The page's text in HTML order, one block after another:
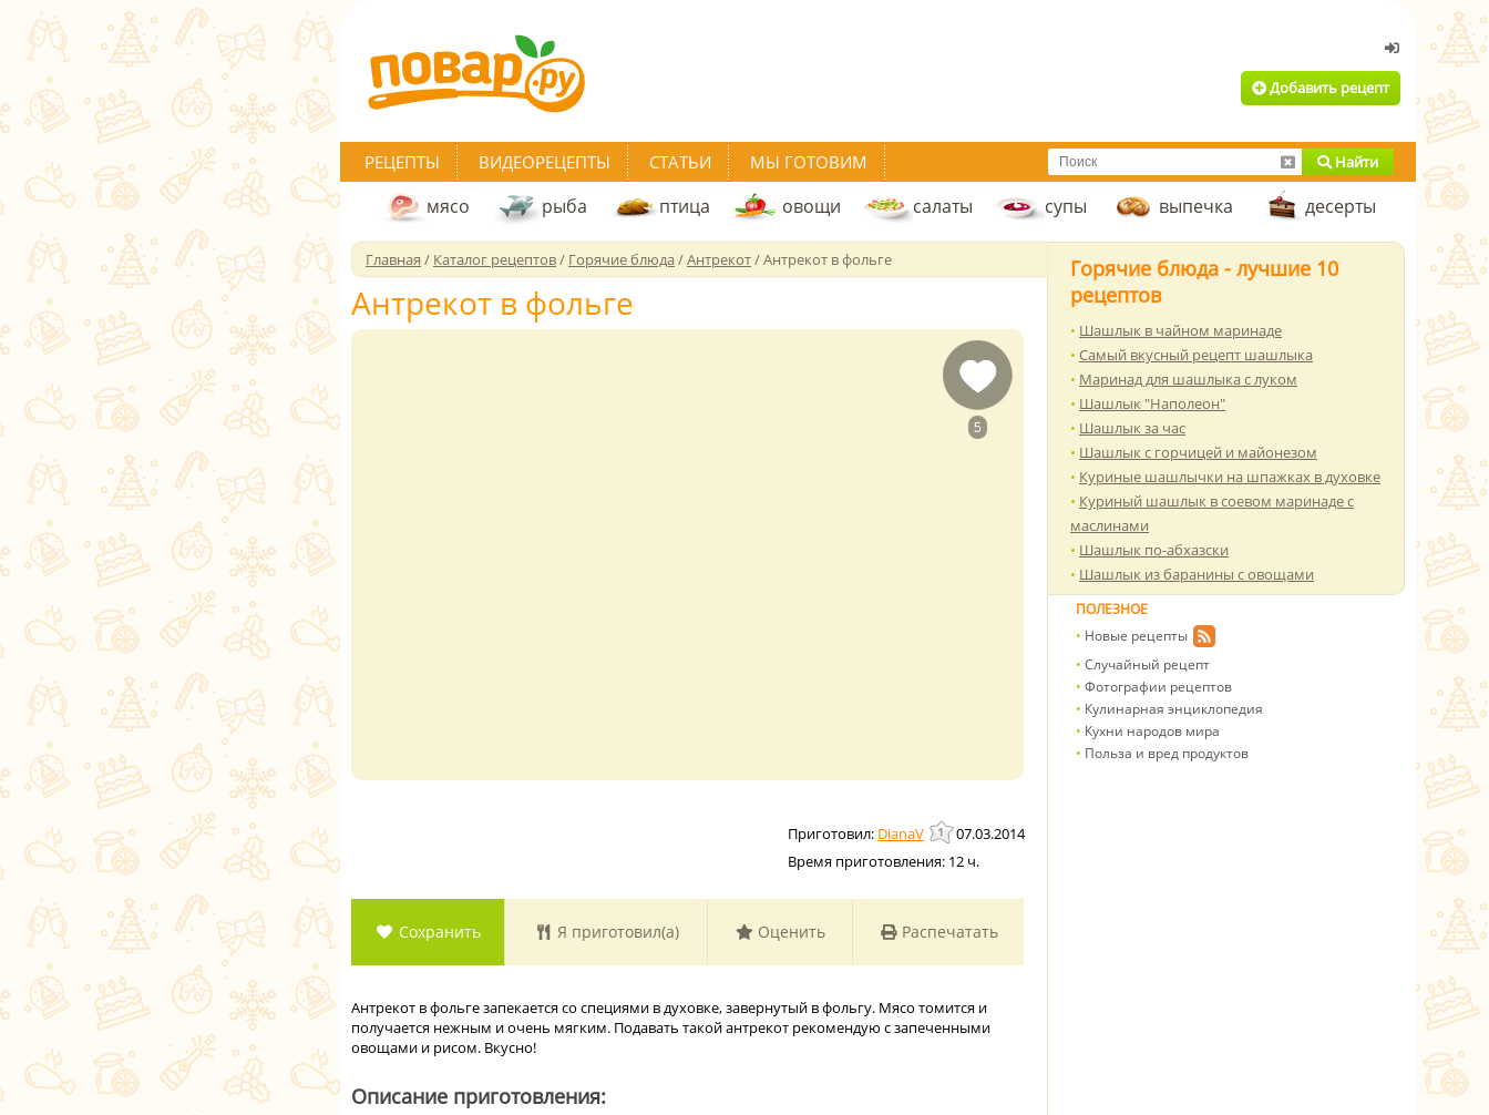
Добавить рецепт
РЕЦЕПТЫ ВИДЕОРЕЦЕПТЫ СТАТЬИ МЫ ГОТОВИМ Найти
мясо рыба птица овощи салаты супы выпечка десерты
Главная / Каталог рецептов/ Горячие блюда/Антрекот/Антрекот в фольге
Антрекот в фольге
5
DianaV
07.03.2014
Время приготовления: 12 ч.
Сохранить Я приготовил(а) Оценить Распечатать
Антрекот в фольге запекается со специями в духовке, завернутый в фольгу. Мясо томится и
получается нежным и очень мягким. Подавать такой антрекот рекомендую с запеченными
овощами и рисом. Вкусно!
Описание приготовления:
Горячие блюда - лучшие 10
рецептов
Шашлык в чайном маринаде
Самый вкусный рецепт шашлыка
Маринад для шашлыка с луком
Шашлык "Наполеон"
Шашлык за час
Шашлык с горчицей и майонезом
Куриные шашлычки на шпажках в духовке
Куриный шашлык в соевом маринаде с
маслинами
Шашлык по-абхазски
Шашлык из баранины с овощами
ПОЛЕЗНОЕ
Новые рецепты
Случайный рецепт
Фотографии рецептов
Кулинарная энциклопедия
Кухни народов мира
Польза и вред продуктов